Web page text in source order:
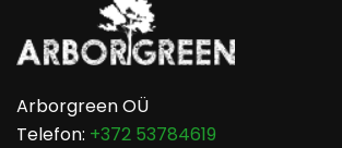
Arborgreen OÜ
Telefon: +372 53784619